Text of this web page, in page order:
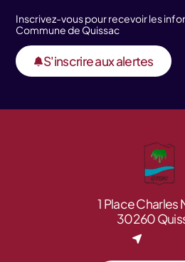
Inscrivez-vous pour recevoir les
Commune de Quissac
S'inscrire aux alertes
1 Place Charles
30260